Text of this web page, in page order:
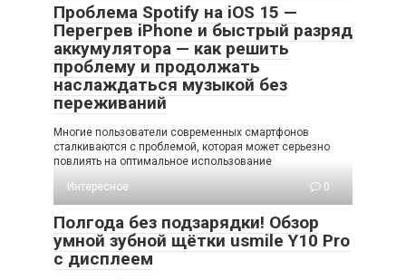
Проблема Spotify на iOS 15 —
Перегрев iPhone и быстрый разряд
аккумулятора — как решить
проблему и продолжать
наслаждаться музыкой без
переживаний
Многие пользователи современных смартфонов
сталкиваются с проблемой, которая может серьезно
повлиять на оптимальное использование
Интересное
0
Полгода без подзарядки! Обзор
умной зубной щётки usmile Y10 Pro
с дисплеем